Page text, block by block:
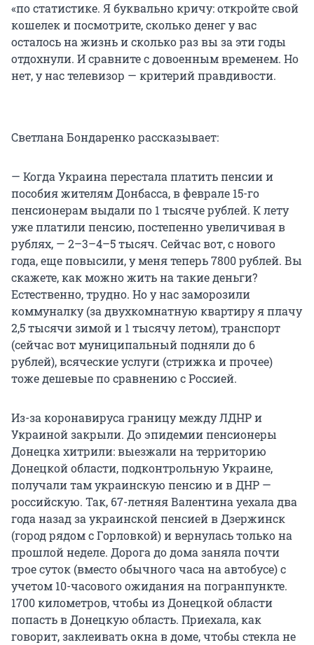
«по статистике. Я буквально кричу: откройте свой
кошелек и посмотрите, сколько денег у вас
осталось на жизнь и сколько раз вы за эти годы
отдохнули. И сравните с довоенным временем. Но
нет, у нас телевизор — критерий правдивости.
Светлана Бондаренко рассказывает:
— Когда Украина перестала платить пенсии и
пособия жителям Донбасса, в феврале 15-го
пенсионерам выдали по 1 тысяче рублей. К лету
уже платили пенсию, постепенно увеличивая в
рублях, — 2–3–4–5 тысяч. Сейчас вот, с нового
года, еще повысили, у меня теперь 7800 рублей. Вы
скажете, как можно жить на такие деньги?
Естественно, трудно. Но у нас заморозили
коммуналку (за двухкомнатную квартиру я плачу
2,5 тысячи зимой и 1 тысячу летом), транспорт
(сейчас вот муниципальный подняли до 6
рублей), всяческие услуги (стрижка и прочее)
тоже дешевые по сравнению с Россией.
Из-за коронавируса границу между ЛДНР и
Украиной закрыли. До эпидемии пенсионеры
Донецка хитрили: выезжали на территорию
Донецкой области, подконтрольную Украине,
получали там украинскую пенсию и в ДНР —
российскую. Так, 67-летняя Валентина уехала два
года назад за украинской пенсией в Дзержинск
(город рядом с Горловкой) и вернулась только на
прошлой неделе. Дорога до дома заняла почти
трое суток (вместо обычного часа на автобусе) с
учетом 10-часового ожидания на погранпункте.
1700 километров, чтобы из Донецкой области
попасть в Донецкую область. Приехала, как
говорит, заклеивать окна в доме, чтобы стекла не